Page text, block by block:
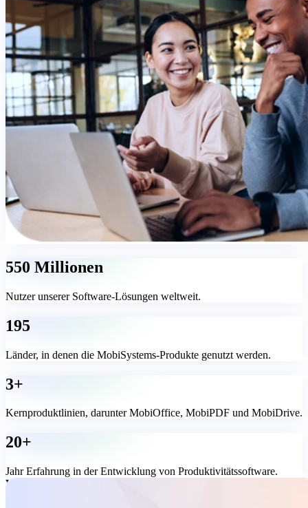
550 Millionen
Nutzer unserer Software-Lösungen weltweit.
195
Länder, in denen die MobiSystems-Produkte genutzt werden.
3+
Kernproduktlinien, darunter MobiOffice, MobiPDF und MobiDrive.
20+
Jahr Erfahrung in der Entwicklung von Produktivitätssoftware.
Wachstum gelingt am besten, wenn die Partnerschaft